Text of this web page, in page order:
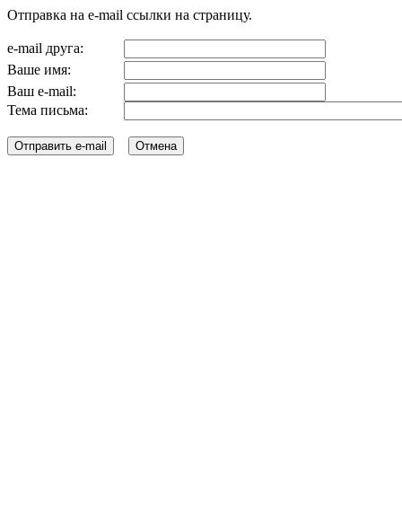
Отправка на e-mail ссылки на страницу.
e-mail друга:
Ваше имя:
Ваш e-mail:
Тема письма: